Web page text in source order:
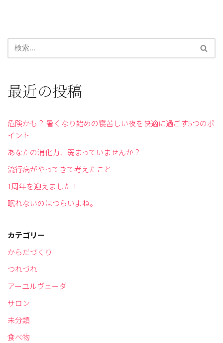
最近の投稿
危険かも？ 暑くなり始めの寝苦しい夜を快適に過ごす5つのポ
イント
あなたの消化力、弱まっていませんか？
流行病がやってきて考えたこと
1周年を迎えました！
眠れないのはつらいよね。
カテゴリー
からだづくり
つれづれ
アーユルヴェーダ
サロン
未分類
食べ物